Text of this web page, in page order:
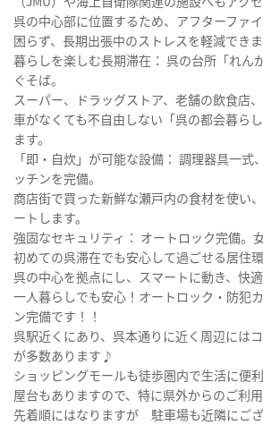
呉の中心部に位置するため、アフターファ
困らず、長期出張中のストレスを軽減できま
暮らしを楽しむ長期滞在： 呉の台所「れん
ぐそば。
スーパー、ドラッグストア、老舗の飲食店
車がなくても不自由しない「呉の都会暮ら
ます。
「即・自炊」が可能な設備： 調理器具一式
ッチンを完備。
商店街で買った新鮮な瀬戸内の食材を使い
ートします。
強固なセキュリティ： オートロック完備。
初めての呉滞在でも安心して過ごせる居住環
呉の中心を拠点にし、スマートに動き、快適
一人暮らしでも安心！オートロック・防犯
ン完備です！！
呉駅近くにあり、呉本通りに近く周辺には
が多数あります♪
ショッピングモールも徒歩圏内で生活に便
屋台もありますので、特に県外からのご利
先着順にはなりますが 駐車場も近隣にござ